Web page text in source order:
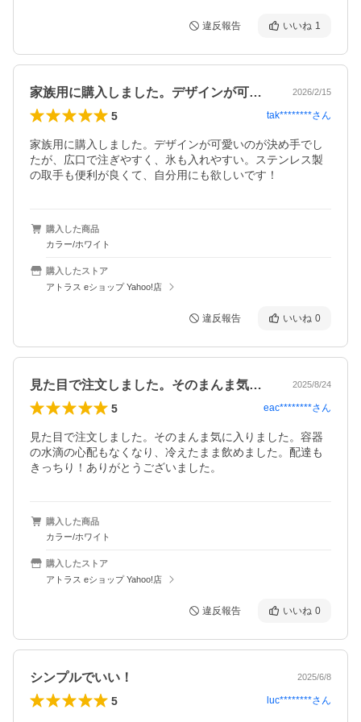
違反報告 いいね 1
家族用に購入しました。デザインが可愛い… 2026/2/15
5 tak********さん
家族用に購入しました。デザインが可愛いのが決め手でし
たが、広口で注ぎやすく、氷も入れやすい。ステンレス製
の取手も便利が良くて、自分用にも欲しいです！
購入した商品
カラー/ホワイト
購入したストア
アトラス eショップ Yahoo!店
違反報告 いいね 0
見た目で注文しました。そのまんま気に入… 2025/8/24
5 eac********さん
見た目で注文しました。そのまんま気に入りました。容器
の水滴の心配もなくなり、冷えたまま飲めました。配達も
きっちり！ありがとうございました。
購入した商品
カラー/ホワイト
購入したストア
アトラス eショップ Yahoo!店
違反報告 いいね 0
シンプルでいい！ 2025/6/8
5 luc********さん